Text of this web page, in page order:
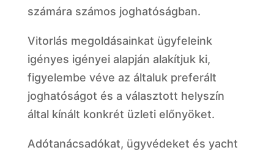
számára számos joghatóságban.
Vitorlás megoldásainkat ügyfeleink
igényes igényei alapján alakítjuk ki,
figyelembe véve az általuk preferált
joghatóságot és a választott helyszín
által kínált konkrét üzleti előnyöket.
Adótanácsadókat, ügyvédeket és yacht